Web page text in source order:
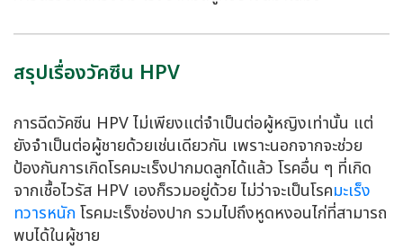
สรุปเรื่องวัคซีน HPV
การฉีดวัคซีน HPV ไม่เพียงแต่จำเป็นต่อผู้หญิงเท่านั้น แต่
ยังจำเป็นต่อผู้ชายด้วยเช่นเดียวกัน เพราะนอกจากจะช่วย
ป้องกันการเกิดโรคมะเร็งปากมดลูกได้แล้ว โรคอื่น ๆ ที่เกิด
จากเชื้อไวรัส HPV เองก็รวมอยู่ด้วย ไม่ว่าจะเป็นโรคมะเร็ง
ทวารหนัก โรคมะเร็งช่องปาก รวมไปถึงหูดหงอนไก่ที่สามารถ
พบได้ในผู้ชาย